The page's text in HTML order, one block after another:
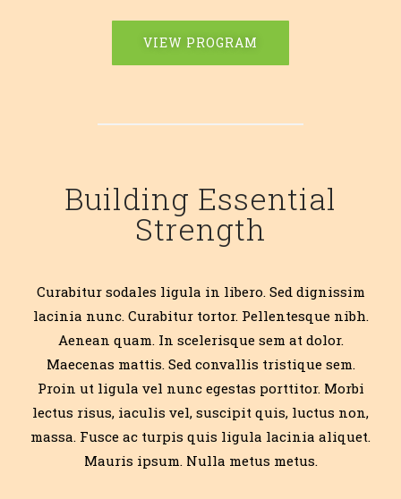
VIEW PROGRAM
Building Essential
Strength
Curabitur sodales ligula in libero. Sed dignissim
lacinia nunc. Curabitur tortor. Pellentesque nibh.
Aenean quam. In scelerisque sem at dolor.
Maecenas mattis. Sed convallis tristique sem.
Proin ut ligula vel nunc egestas porttitor. Morbi
lectus risus, iaculis vel, suscipit quis, luctus non,
massa. Fusce ac turpis quis ligula lacinia aliquet.
Mauris ipsum. Nulla metus metus.